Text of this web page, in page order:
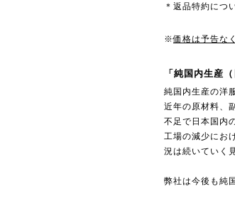
＊返品特約につ
※価格は予告な
「純国内生産
純国内生産の洋
近年の原材料、
不足で日本国内
工場の減少にお
況は続いていく
弊社は今後も純